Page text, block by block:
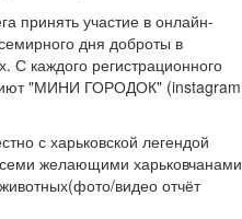
принять участие в онлайн-
дня доброты в
каждого регистрационного
"МИНИ ГОРОДОК" (instagram
с харьковской легендой
желающими харьковчанами
видео отчёт